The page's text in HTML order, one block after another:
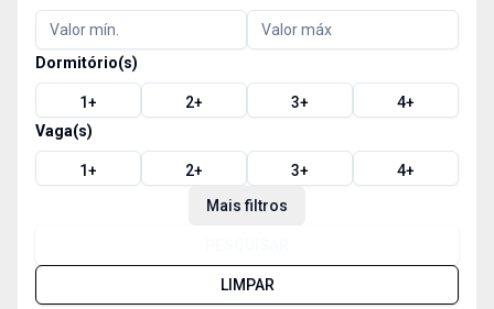
Dormitório(s)
1+ 2+ 3+ 4+
Vaga(s)
1+ 2+ 3+ 4+
Mais filtros
LIMPAR